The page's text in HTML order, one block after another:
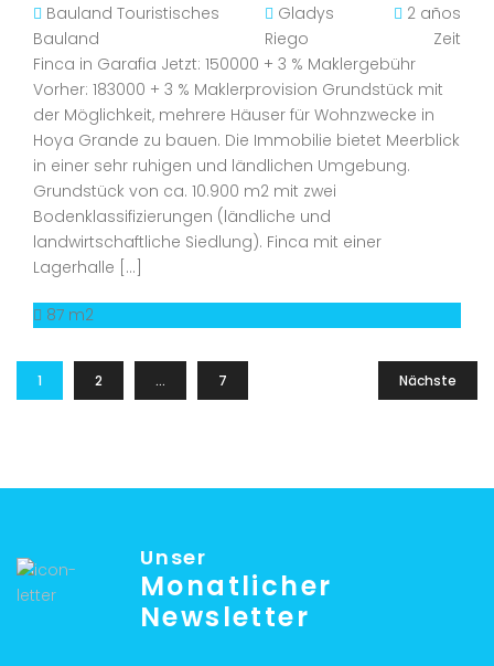
Bauland Touristisches
Bauland
Gladys
Riego
2 años
Zeit
Finca in Garafia Jetzt: 150000 + 3 % Maklergebühr
Vorher: 183000 + 3 % Maklerprovision Grundstück mit
der Möglichkeit, mehrere Häuser für Wohnzwecke in
Hoya Grande zu bauen. Die Immobilie bietet Meerblick
in einer sehr ruhigen und ländlichen Umgebung.
Grundstück von ca. 10.900 m2 mit zwei
Bodenklassifizierungen (ländliche und
landwirtschaftliche Siedlung). Finca mit einer
Lagerhalle […]
87 m2
1 2 … 7 Nächste
Unser
Monatlicher
Newsletter